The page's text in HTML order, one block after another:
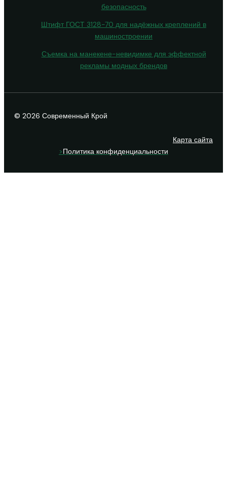
безопасность
Штифт ГОСТ 3128-70 для надёжных креплений в
машиностроении
Съемка на манекене-невидимке для эффектной
рекламы модных брендов
© 2026 Современный Крой
Карта сайта
>Политика конфиденциальности